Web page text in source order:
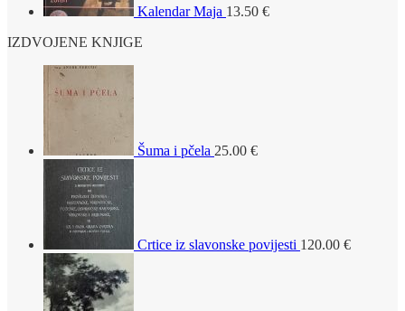
Kalendar Maja 13.50 €
IZDVOJENE KNJIGE
Šuma i pčela 25.00 €
Crtice iz slavonske povijesti 120.00 €